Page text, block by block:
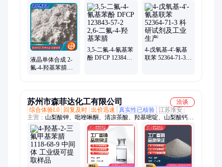
液晶单体合成 2-
氟-4-羟基苯腈
3,5-二氟-4-氰基苯
酚 DFCP 123843-
4-戊氧基-4'-氰基
联苯 52364-71-3
苏州市森菲达化工有限公司
洽谈
综合体验L0
回复及时 出价迅速 真实性已核验 江苏淮安
主营： 山梨酸钾、吡唑啉酮、清凉茶酸、羟基嘧啶、山梨酸钙、
磺酸苯基、叔丁基锂、双乙烯酮、基氨基锂、氯乙酰氯、三正丁
基、四羟甲基、乙酰苯胺、甲基苯基、氯羟吡啶、硫酸磷脲